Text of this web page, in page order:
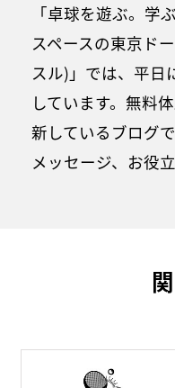
「卓球を遊ぶ。学
スペースの東京ド
スル)」では、平日
しています。無料
新しているブログ
メッセージ、お役